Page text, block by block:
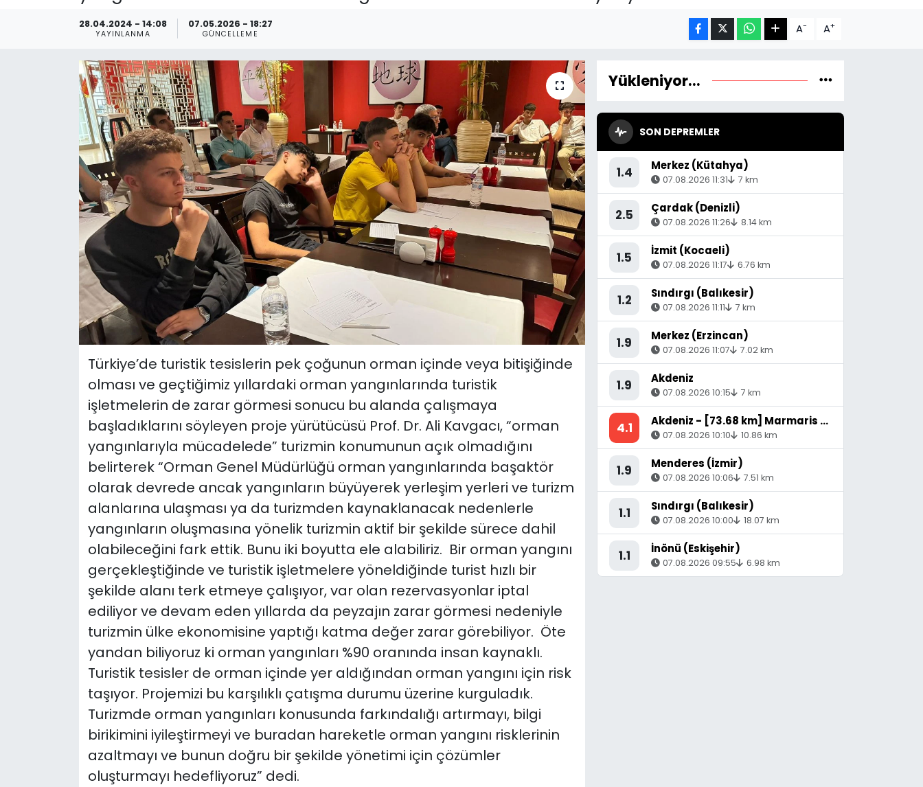
28.04.2024 - 14:08
YAYINLANMA
07.05.2026 - 18:27
GÜNCELLEME A- A+
Türkiye’de turistik tesislerin pek çoğunun orman içinde veya bitişiğinde
olması ve geçtiğimiz yıllardaki orman yangınlarında turistik
işletmelerin de zarar görmesi sonucu bu alanda çalışmaya
başladıklarını söyleyen proje yürütücüsü Prof. Dr. Ali Kavgacı, “orman
yangınlarıyla mücadelede” turizmin konumunun açık olmadığını
belirterek “Orman Genel Müdürlüğü orman yangınlarında başaktör
olarak devrede ancak yangınların büyüyerek yerleşim yerleri ve turizm
alanlarına ulaşması ya da turizmden kaynaklanacak nedenlerle
yangınların oluşmasına yönelik turizmin aktif bir şekilde sürece dahil
olabileceğini fark ettik. Bunu iki boyutta ele alabiliriz. Bir orman yangını
gerçekleştiğinde ve turistik işletmelere yöneldiğinde turist hızlı bir
şekilde alanı terk etmeye çalışıyor, var olan rezervasyonlar iptal
ediliyor ve devam eden yıllarda da peyzajın zarar görmesi nedeniyle
turizmin ülke ekonomisine yaptığı katma değer zarar görebiliyor. Öte
yandan biliyoruz ki orman yangınları %90 oranında insan kaynaklı.
Turistik tesisler de orman içinde yer aldığından orman yangını için risk
taşıyor. Projemizi bu karşılıklı çatışma durumu üzerine kurguladık.
Turizmde orman yangınları konusunda farkındalığı artırmayı, bilgi
birikimini iyileştirmeyi ve buradan hareketle orman yangını risklerinin
azaltmayı ve bunun doğru bir şekilde yönetimi için çözümler
oluşturmayı hedefliyoruz” dedi.
Yükleniyor...
SON DEPREMLER
1.4 Merkez (Kütahya)
07.08.2026 11:31 7 km
2.5 Çardak (Denizli)
07.08.2026 11:26 8.14 km
1.5 İzmit (Kocaeli)
07.08.2026 11:17 6.76 km
1.2 Sındırgı (Balıkesir)
07.08.2026 11:11 7 km
1.9 Merkez (Erzincan)
07.08.2026 11:07 7.02 km
1.9 Akdeniz
07.08.2026 10:15 7 km
4.1 Akdeniz - [73.68 km] Marmaris (Muğla)
07.08.2026 10:10 10.86 km
1.9 Menderes (İzmir)
07.08.2026 10:06 7.51 km
1.1 Sındırgı (Balıkesir)
07.08.2026 10:00 18.07 km
1.1 İnönü (Eskişehir)
07.08.2026 09:55 6.98 km
Teknoloji
Resmi İlanlar
Teknoloji
Yaşam
Gizlilik Sözleşmesi
İletişim